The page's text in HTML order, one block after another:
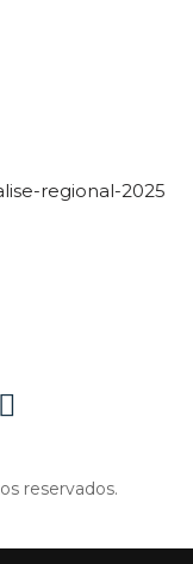
reservados.